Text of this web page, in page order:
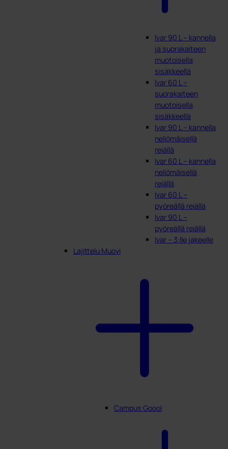
Ivar 90 L – kannella
ja suorakaiteen
muotoisella
sisäkkeellä
Ivar 60 L –
suorakaiteen
muotoisella
sisäkkeellä
Ivar 90 L – kannella
neliömäisellä
reiällä
Ivar 60 L – kannella
neliömäisellä
reiällä
Ivar 60 L –
pyöreällä reiällä
Ivar 90 L –
pyöreällä reiällä
Ivar – 3:lle jakeelle
Lajittelu Muovi
Campus Goool